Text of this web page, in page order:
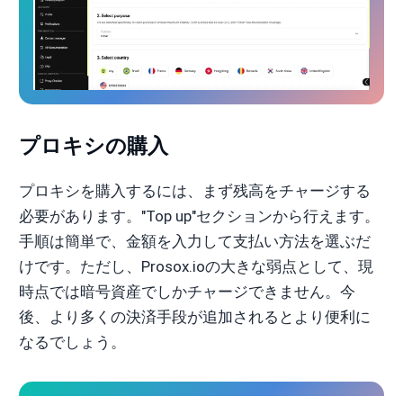
プロキシの購入
プロキシを購入するには、まず残高をチャージする
必要があります。"Top up"セクションから行えます。
手順は簡単で、金額を入力して支払い方法を選ぶだ
けです。ただし、Prosox.ioの大きな弱点として、現
時点では暗号資産でしかチャージできません。今
後、より多くの決済手段が追加されるとより便利に
なるでしょう。